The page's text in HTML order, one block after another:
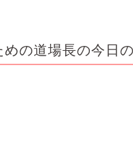
めの道場長の今